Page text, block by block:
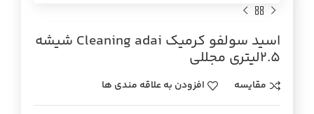
اسيد سولفو كرميك Cleaning adai شيشه
2.5ليتري مجللي
مقایسه افزودن به علاقه مندی ها